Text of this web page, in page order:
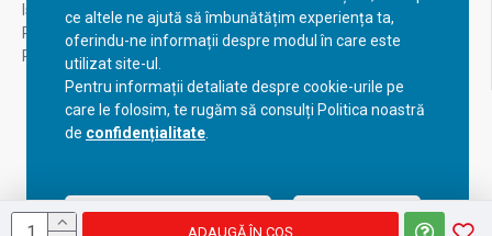
ce altele ne ajută să îmbunătățim experiența ta,
oferindu-ne informații despre modul în care este
utilizat site-ul.
Pentru informații detaliate despre cookie-urile pe
care le folosim, te rugăm să consulți Politica noastră
de confidențialitate
Acceptă setările curente Configurează
ADAUGĂ ÎN COŞ
Istoric comenzi
Recuperare parola
Returnare produs